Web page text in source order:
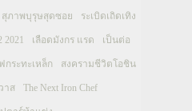
สุภาพบุรุษสุดซอย ระเบิดเถิดเทิง
2021 เลือดมังกร แรด เป็นต่อ
กระทะเหล็ก สงครามชีวิตโอชิน
าส The Next Iron Chef